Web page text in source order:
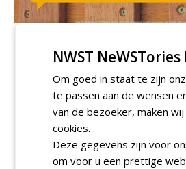
NWST NeWSTories
Om goed in staat te zijn
te passen aan de wensen
van de bezoeker, maken
cookies.
Deze gegevens zijn voor
om voor u een prettige